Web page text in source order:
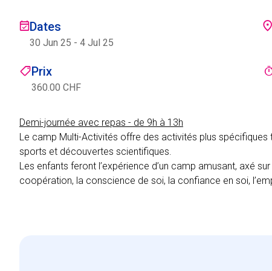
Dates
30 Jun 25 - 4 Jul 25
Prix
360.00 CHF
Demi-journée avec repas - de 9h à 13h
Le camp Multi-Activités offre des activités plus spécifiques
sports et découvertes scientifiques.
Les enfants feront l’expérience d’un camp amusant, axé
coopération, la conscience de soi, la confiance en soi,